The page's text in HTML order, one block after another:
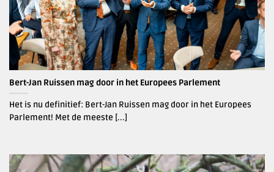
Bert-Jan Ruissen mag door in het Europees Parlement
Het is nu definitief: Bert-Jan Ruissen mag door in het Europees
Parlement! Met de meeste [...]